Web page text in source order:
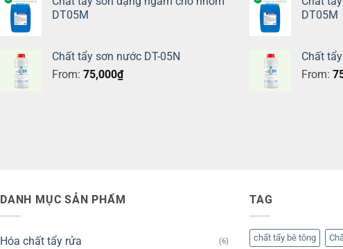
DT05M
Chất tẩy sơn nước DT-05N
From: 75,000₫
DT05M
Chất
From:
DANH MỤC SẢN PHẨM
Hóa chất tẩy rửa (6)
TAG
chất tẩy bê tông